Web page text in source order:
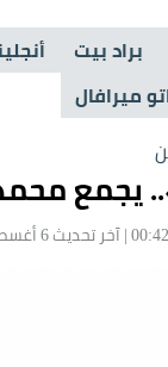
براد بيت
ميرافال
يجمع